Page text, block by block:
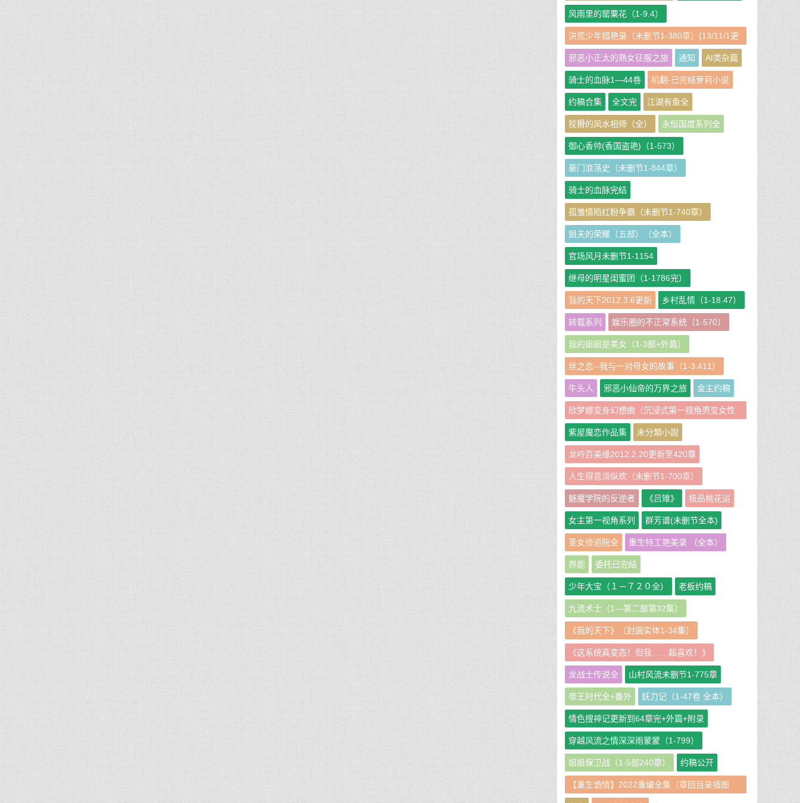
风雨里的罂粟花（1-9.4）
洪荒少年猎艳录（未删节1-380章）{13/11/1更
新}
邪恶小正太的熟女征服之旅 通知 AI类杂篇
骑士的血脉1—44卷 机翻-已完结萝莉小说
约稿合集 全文完 江湖有鱼全
狡猾的风水相师（全） 永恒国度系列全
御心香帅(香国盗艳)（1-573）
豪门浪荡史（未删节1-844章）
骑士的血脉完结
孤雏情陷红粉争霸（未删节1-740章）
姐夫的荣耀（五部）（全本）
官场风月未删节1-1154
继母的明星闺蜜团（1-1786完）
我的天下2012.3.6更新 乡村乱情（1-18.47）
转载系列 娱乐圈的不正常系统（1-570）
我的姐姐是美女（1-3部+外篇）
丝之恋--我与一对母女的故事（1-3.411）
牛头人 邪恶小仙帝的万界之旅 金主约稿
欣梦娜变身幻想曲（沉浸式第一视角男变女性
转短篇小说集）
紫屋魔恋作品集 未分類小說
龙吟百美缘2012.2.20更新至420章
人生得意须纵欢（未删节1-700章）
魅魔学院的反逆者 《吕雉》 极品桃花运
女主第一视角系列 群芳谱(未删节全本)
圣女修道院全 重生特工艳美录 （全本）
界能 委托已完结
少年大宝（１－７２０全） 老板约稿
九流术士（1—第二部第32集）
《我的天下》（封面实体1-34集）
《这系统真变态！但我……超喜欢！》
龙战士传说全 山村风流未删节1-775章
帝王时代全+番外 妖刀记（1-47卷 全本）
情色搜神记更新到64章完+外篇+附录
穿越风流之情深深雨蒙蒙（1-799）
姐姐保卫战（1-5部240章） 约稿公开
【重生诡情】2022重编全集（章回目录插图